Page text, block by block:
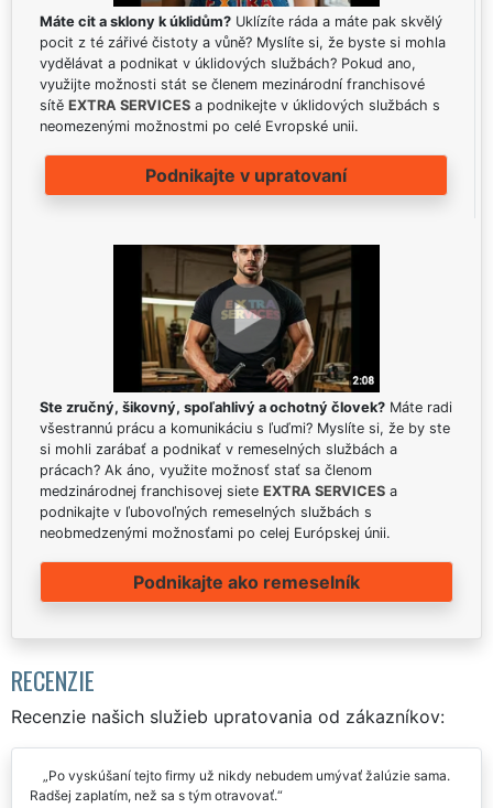
Máte cit a sklony k úklidům? Uklízíte ráda a máte pak skvělý
pocit z té zářivé čistoty a vůně? Myslíte si, že byste si mohla
vydělávat a podnikat v úklidových službách? Pokud ano,
využijte možnosti stát se členem mezinárodní franchisové
sítě EXTRA SERVICES a podnikejte v úklidových službách s
neomezenými možnostmi po celé Evropské unii.
Podnikajte v upratovaní
Ste zručný, šikovný, spoľahlivý a ochotný človek? Máte radi
všestrannú prácu a komunikáciu s ľuďmi? Myslíte si, že by ste
si mohli zarábať a podnikať v remeselných službách a
prácach? Ak áno, využite možnosť stať sa členom
medzinárodnej franchisovej siete EXTRA SERVICES a
podnikajte v ľubovoľných remeselných službách s
neobmedzenými možnosťami po celej Európskej únii.
Podnikajte ako remeselník
RECENZIE
Recenzie našich služieb upratovania od zákazníkov:
Po vyskúšaní tejto firmy už nikdy nebudem umývať žalúzie sama.
Radšej zaplatím, než sa s tým otravovať.